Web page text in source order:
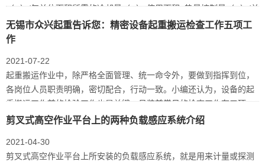
（w）/每单位面积所需的冷却量（w）;使用面积=热量控制量（w）/单
位热量控制量…
无锡市众兴起重告诉您：精密设备起重搬运检查工作五项工
作
2021-07-22
起重搬运作业中，除严格全面管理、统一命令外，要做到指挥到位，
各岗位人员职责明确，密切配合，行动一致。小编还认为，设备的起
重搬运工作前的检验工作也是关键。吊装前常见的检查工作有五项:
剪叉式高空作业平台上的两种负载感应系统介绍
2021-04-30
剪叉式高空作业平台上所安装的负载感应系统，就是用来计量或探测